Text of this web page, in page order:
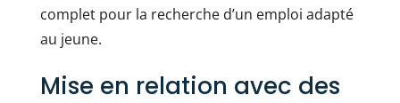
complet pour la recherche d’un emploi adapté
au jeune.
Mise en relation avec des